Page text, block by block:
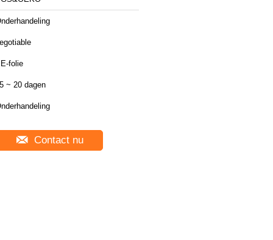
folie
~ 20 dagen
Contact nu